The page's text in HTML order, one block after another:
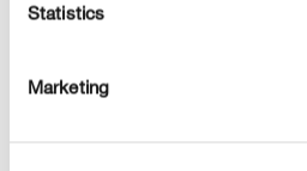
Statistics
Marketing